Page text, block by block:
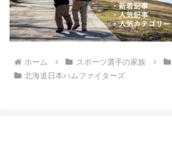
ホーム スポーツ選手の家族
北海道日本ハムファイターズ